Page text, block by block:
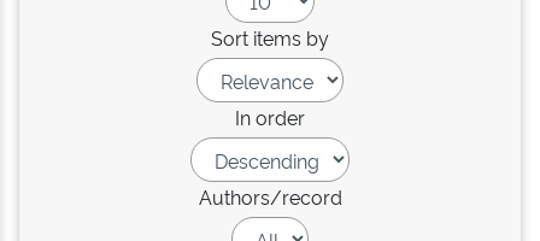
Sort items by
In order
Authors/record